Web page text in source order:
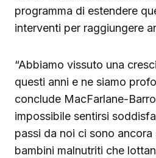
programma di estendere
interventi per raggiungere
“Abbiamo vissuto una
questi anni e ne siamo
conclude MacFarlane-
impossibile sentirsi
passi da noi ci sono
bambini malnutriti che